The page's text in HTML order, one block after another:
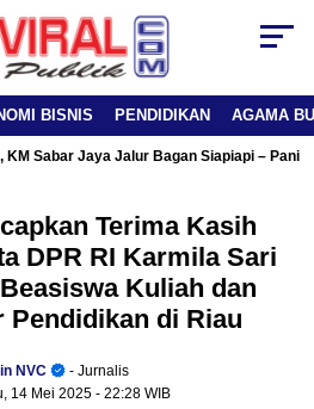
BISNIS PENDIDIKAN AGAMA
KM Sabar Jaya Jalur Bagan Siapiapi –
Terima Kasih
DPR RI Karmila Sari
Kuliah dan
di Riau
NVC
- Jurnalis
14 Mei 2025 - 22:28 WIB